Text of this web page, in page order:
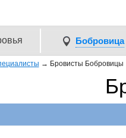
Бобровица
→ Бровисты Бобровицы